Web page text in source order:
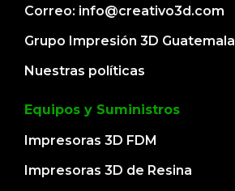
Correo: info@creativo3d.com
Grupo Impresión 3D Guatemala
Nuestras políticas
Equipos y Suministros
Impresoras 3D FDM
Impresoras 3D de Resina